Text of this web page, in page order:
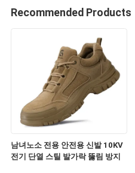
Recommended Products
남녀노소 전용 안전용 신발 10KV
전기 단열 스틸 발가락 뚫림 방지